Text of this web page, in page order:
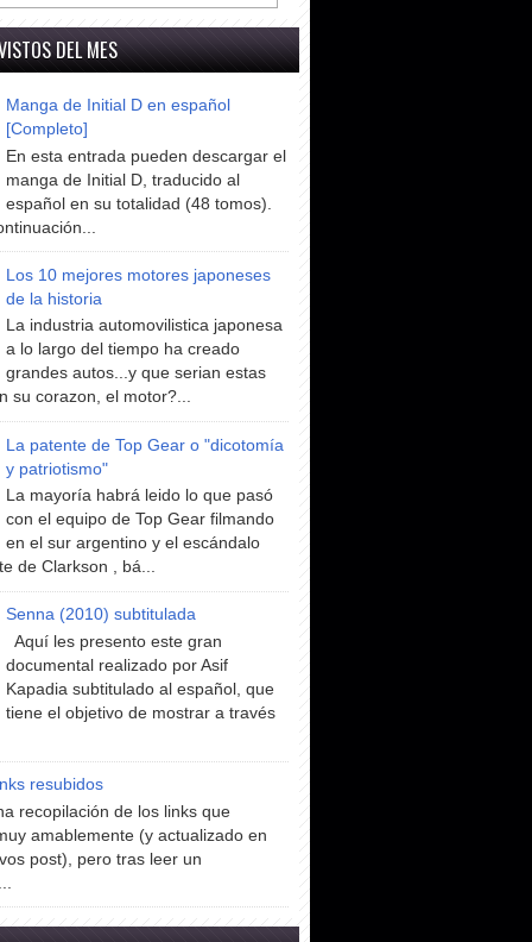
DEL MES
Manga de Initial D en español
[Completo]
En esta entrada pueden descargar el
manga de Initial D, traducido al
español en su totalidad (48 tomos).
Los 10 mejores motores japoneses
de la historia
La industria automovilistica japonesa
a lo largo del tiempo ha creado
grandes autos...y que serian estas
su corazon, el motor?...
La patente de Top Gear o "dicotomía
y patriotismo"
La mayoría habrá leido lo que pasó
con el equipo de Top Gear filmando
en el sur argentino y el escándalo
de Clarkson , bá...
Senna (2010) subtitulada
Aquí les presento este gran
documental realizado por Asif
Kapadia subtitulado al español, que
tiene el objetivo de mostrar a través
resubidos
recopilación de los links que
amablemente (y actualizado en
post), pero tras leer un